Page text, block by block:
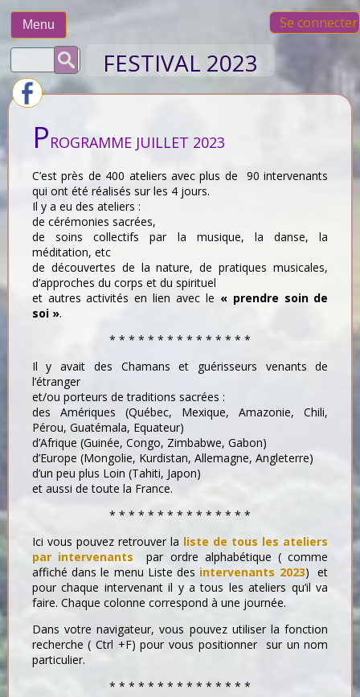
Menu
to
Se connecter
Rechercher : FESTIVAL 2023
PROGRAMME JUILLET 2023
C’est près de 400 ateliers avec plus de 90 intervenants
qui ont été réalisés sur les 4 jours.
Il y a eu des ateliers :
de cérémonies sacrées,
de soins collectifs par la musique, la danse, la
méditation, etc
de découvertes de la nature, de pratiques musicales,
d’approches du corps et du spirituel
et autres activités en lien avec le « prendre soin de
soi ».
* * * * * * * * * * * * * * *
Il y avait des Chamans et guérisseurs venants de
l’étranger
et/ou porteurs de traditions sacrées :
des Amériques (Québec, Mexique, Amazonie, Chili,
Pérou, Guatémala, Equateur)
d’Afrique (Guinée, Congo, Zimbabwe, Gabon)
d’Europe (Mongolie, Kurdistan, Allemagne, Angleterre)
d’un peu plus Loin (Tahiti, Japon)
et aussi de toute la France.
* * * * * * * * * * * * * * *
Ici vous pouvez retrouver la liste de tous les ateliers
par intervenants
par ordre alphabétique ( comme
affiché dans le menu Liste des intervenants 2023) et
pour chaque intervenant il y a tous les ateliers qu’il va
faire. Chaque colonne correspond à une journée.
Dans votre navigateur, vous pouvez utiliser la fonction
recherche ( Ctrl +F) pour vous positionner sur un nom
particulier.
* * * * * * * * * * * * * * *